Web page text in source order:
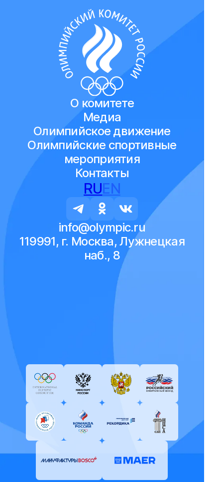
О комитете
Медиа
Олимпийское движение
Олимпийские спортивные
мероприятия
Контакты
RUEN
info@olympic.ru
119991, г. Москва, Лужнецкая
наб., 8